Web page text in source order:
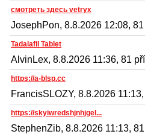
смотреть здесь vetryx
JosephPon, 8.8.2026 12:08,
Tadalafil Tablet
AlvinLex, 8.8.2026 11:36, 81
https://a-blsp.cc
FrancisSLOZY, 8.8.2026
https://skyiwredshjnhjgel...
StephenZib, 8.8.2026 11:13,